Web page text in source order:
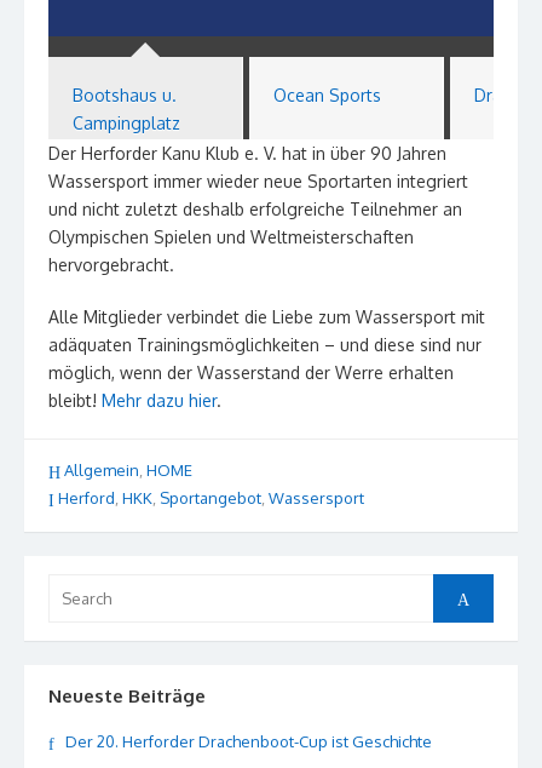
Bootshaus u.
Campingplatz
Ocean Sports
Der Herforder Kanu Klub e. V. hat in über 90 Jahren
Wassersport immer wieder neue Sportarten integriert
und nicht zuletzt deshalb erfolgreiche Teilnehmer an
Olympischen Spielen und Weltmeisterschaften
hervorgebracht.
Alle Mitglieder verbindet die Liebe zum Wassersport mit
adäquaten Trainingsmöglichkeiten – und diese sind nur
möglich, wenn der Wasserstand der Werre erhalten
bleibt! Mehr dazu hier.
Allgemein HOME
Herford HKK Sportangebot Wassersport
for:
Search
Neueste Beiträge
Der 20. Herforder Drachenboot-Cup ist Geschichte